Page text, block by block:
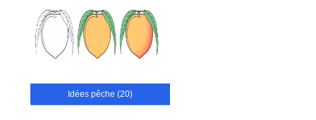
Idées pêche (20)